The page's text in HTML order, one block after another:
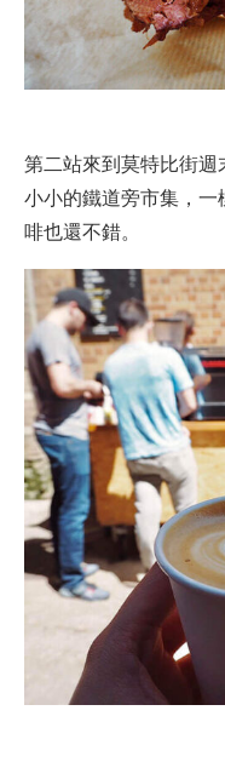
第二站來到莫特比街
小小的鐵道旁市集，
啡也還不錯。